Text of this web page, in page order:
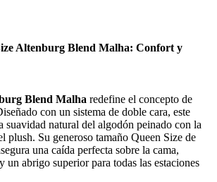
Altenburg Blend Malha: Confort y
Blend Malha redefine el concepto de
con un sistema de doble cara, este
suavidad natural del algodón peinado con la
plush. Su generoso tamaño Queen Size de
una caída perfecta sobre la cama,
un abrigo superior para todas las estaciones